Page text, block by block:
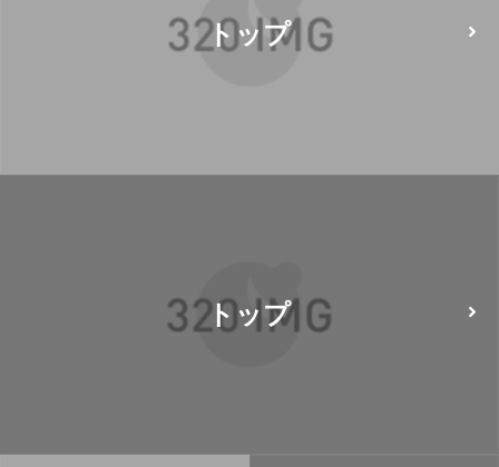
トップ
トップ